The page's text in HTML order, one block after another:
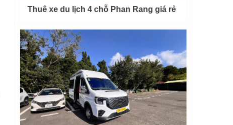
Thuê xe du lịch 4 chỗ Phan Rang giá rẻ